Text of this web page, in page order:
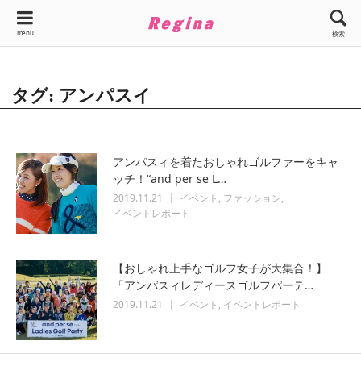
menu 検索
タグ: アンパスイ
アンパスィを着たおしゃれゴルファーをキャ
ッチ！“and per se L…
2019.11.21 イベント ファッション
イベントレポート
【おしゃれ上手なゴルフ女子が大集合！】
「アンパスィレディースゴルフパーテ…
2019.11.21 イベント イベントレポート